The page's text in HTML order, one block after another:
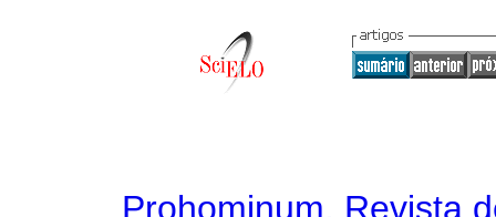
Prohominum. Revista